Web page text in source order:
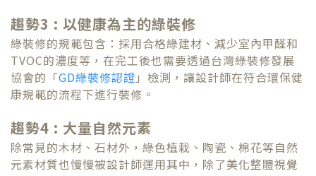
趨勢3 : 以健康為主的綠裝修
綠裝修的規範包含：採用合格綠建材、減少室內甲醛和
TVOC的濃度等，在完工後也需要透過台灣綠裝修發展
協會的「GD綠裝修認證 」檢測，讓設計師在符合環保健
康規範的流程下進行裝修。
趨勢4 : 大量自然元素
除常見的木材、石材外，綠色植栽、陶瓷、棉花等自然
元素材質也慢慢被設計師運用其中，除了美化整體視覺